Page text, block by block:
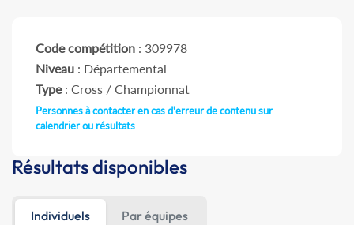
Code compétition : 309978
Niveau : Départemental
Type: Cross / Championnat
Personnes à contacter en cas d'erreur de contenu sur
calendrier ou résultats
Résultats disponibles
Individuels Par équipes